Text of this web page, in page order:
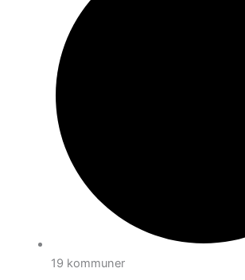
19 kommuner